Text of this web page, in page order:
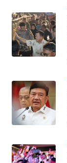
OPINI
Informasi
BERITA
KONTAK
KAMI
INFO
IKLAN